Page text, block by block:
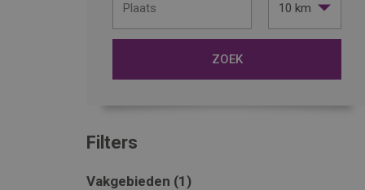
10 km
Filters
Vakgebieden 1